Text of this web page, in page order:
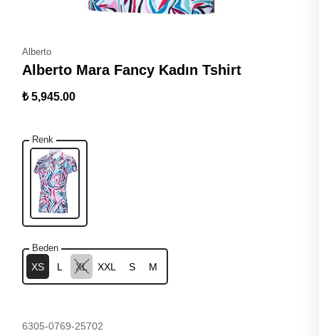
Alberto
Alberto Mara Fancy Kadın Tshirt
₺ 5,945.00
Renk
Beden
XS L XL XXL S M
6305-0769-25702